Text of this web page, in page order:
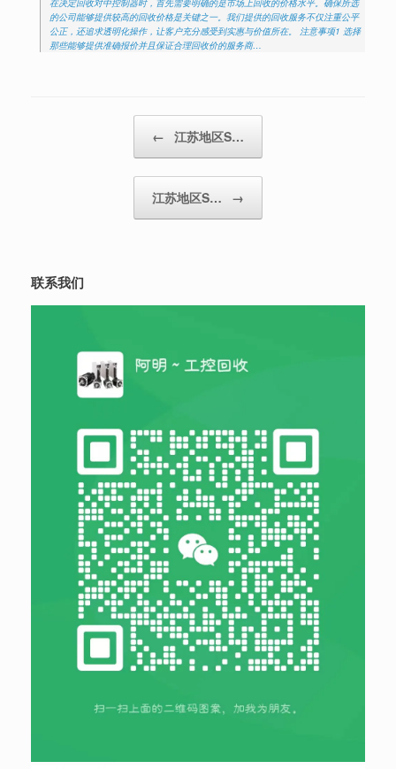
在决定回收对中控制器时，首先需要明确的是市场上回收的价格水平。确保所选
的公司能够提供较高的回收价格是关键之一。我们提供的回收服务不仅注重公平
公正，还追求透明化操作，让客户充分感受到实惠与价值所在。 注意事项1 选择
那些能够提供准确报价并且保证合理回收价的服务商…
← 江苏地区S…
江苏地区S… →
联系我们